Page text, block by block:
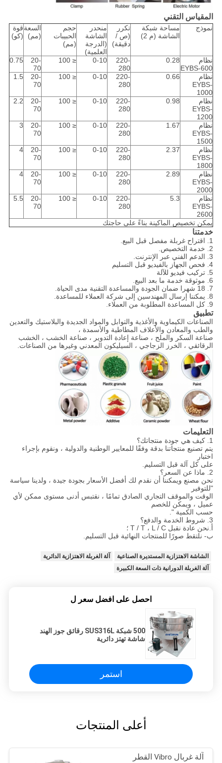
المقياس التقني
نموذج
مساحة شبكة
الشاشة (م 2)
تكرر
(ص /
دقيقة)
منحدر
الشاشة
(الدرجة
العلمية)
حجم
الحبيبات
(مم)
السعة
(مم)
قوة
(كو)
نظام
EYBS-600
0.28
220-
280
0-10
≤ 100
20-
70
0.75
نظام
EYBS-
1000
0.66
220-
280
0-10
≤ 100
20-
70
1.5
نظام
EYBS-
1200
0.98
220-
280
0-10
≤ 100
20-
70
2.2
نظام
EYBS-
1500
1.67
220-
280
0-10
≤ 100
20-
70
3
نظام
EYBS-
1800
2.37
220-
280
0-10
≤ 100
20-
70
4
نظام
EYBS-
2000
2.89
220-
280
0-10
≤ 100
20-
70
4
نظام
EYBS-
2600
5.3
220-
280
0-10
≤ 100
20-
70
5.5
يمكن تخصيص الماكينة بناءً على حاجتك
خدمتنا
1. اقتراح غربلة مفصل قبل البيع.
2. خدمة التخصيص.
3. الدعم الفني عبر الإنترنت.
4. فحص الجهاز بالفيديو قبل التسليم
5. تركيب فيديو للآلة
6. موثوقة خدمة ما بعد البيع.
7. 18 شهرا ضمان الجودة والمساعدة التقنية مدى الحياة.
8. يمكننا إرسال المهندسين إلى شركة العملاء للمساعدة.
9. كل المساعدة المطلوبة من العملاء.
تطبيق
الصناعات الكيماوية والأغذية والتوابل والمواد الجديدة والبلاستيك والتعدين
والطب والمعادن والأعلاف المطاطية والأسمدة ،
صناعة السكر والملح ، صناعة إعادة التدوير ، صناعة الخشب ، الخشب
الرقائقي ، الخرز الزجاجي ، السيليكون المعدني وغيرها من الصناعات.
التعليمات
1. كيف هي جودة منتجاتك؟
يتم تصنيع منتجاتنا بدقة وفقًا للمعايير الوطنية والدولية ، ونقوم بإجراء
اختبار
على كل آلة قبل التسليم.
2. ماذا عن السعر؟
نحن مصنع ويمكننا أن نقدم لك أفضل الأسعار بجودة جيدة ، ولدينا سياسة
"للتوفير
الوقت والموقف التجاري الصادق تمامًا ، نقتبس أدنى مستوى ممكن لأي
عميل ، ويمكن للخصم
حسب الكمية ".
3. شروط الخدمة والدفع؟
أ.نحن عادة نقبل T / T ، L / C ؛
ب- نلتقط صورًا للمنتجات النهائية قبل التسليم.
الشاشة الاهتزازية المستديرة الصناعية
آلة الغربلة الاهتزازية الدائرية
آلة الغربلة الدورانية ذات السعة الكبيرة
احصل على افضل سعر ل
500 شبكة SUS316L رقائق جوز الهند
شاشة تهتز دائرية
استمر
أعلى المنتجات
آلة غربال Vibro القطر